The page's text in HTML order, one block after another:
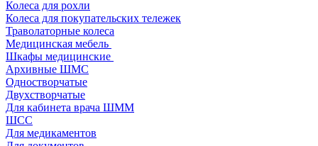
Колеса для рохли
Колеса для покупательских тележек
Траволаторные колеса
Медицинская мебель
Шкафы медицинские
Архивные ШМС
Одностворчатые
Двухстворчатые
Для кабинета врача ШММ
ШСС
Для медикаментов